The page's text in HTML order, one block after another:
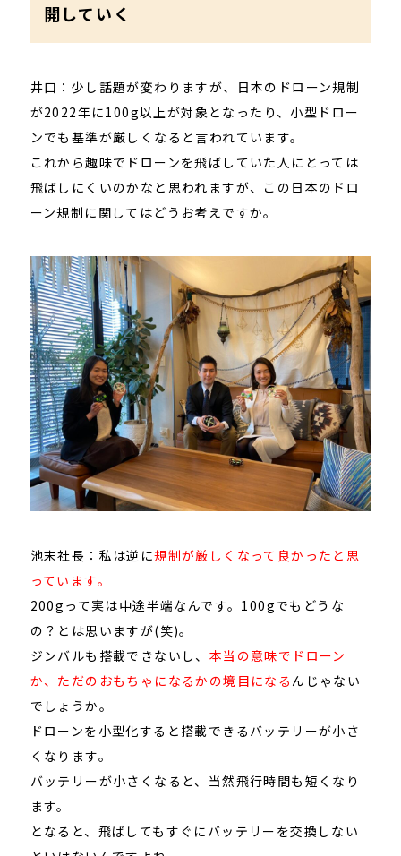
開していく
井口：少し話題が変わりますが、日本のドローン規制
が2022年に100g以上が対象となったり、小型ドロー
ンでも基準が厳しくなると言われています。
これから趣味でドローンを飛ばしていた人にとっては
飛ばしにくいのかなと思われますが、この日本のドロ
ーン規制に関してはどうお考えですか。
池末社長：私は逆に規制が厳しくなって良かったと思
っています。
200gって実は中途半端なんです。100gでもどうな
の？とは思いますが(笑)。
ジンバルも搭載できないし、 本当の意味でドローン
か、ただのおもちゃになるかの境目になる んじゃない
でしょうか。
ドローンを小型化すると搭載できるバッテリーが小さ
くなります。
バッテリーが小さくなると、当然飛行時間も短くなり
ます。
となると、飛ばしてもすぐにバッテリーを交換しない